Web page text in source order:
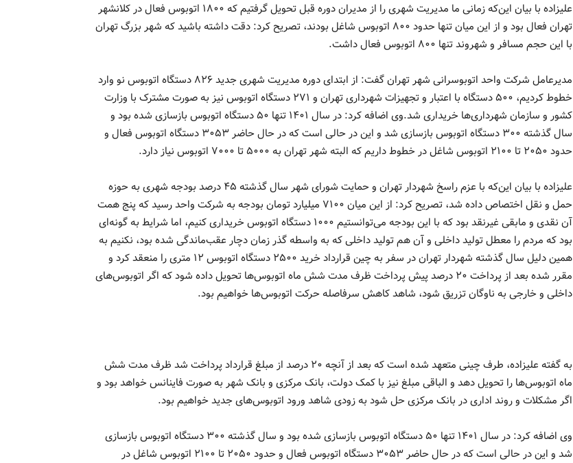
علیزاده با بیان این‌که زمانی ما مدیریت شهری را از مدیران دوره قبل تحویل گرفتیم که ۱۸۰۰ اتوبوس فعال در کلانشهر
تهران فعال بود و از این میان تنها حدود ۸۰۰ اتوبوس شاغل بودند، تصریح کرد: دقت داشته باشید که شهر بزرگ تهران
با این حجم مسافر و شهروند تنها ۸۰۰ اتوبوس فعال داشت.
مدیرعامل شرکت واحد اتوبوسرانی شهر تهران گفت: از ابتدای دوره مدیریت شهری جدید ۸۲۶ دستگاه اتوبوس نو وارد
خطوط کردیم، ۵۰۰ دستگاه با اعتبار و تجهیزات شهرداری تهران و ۲۷۱ دستگاه اتوبوس نیز به صورت مشترک با وزارت
کشور و سازمان شهرداری‌ها خریداری شد.وی اضافه کرد: در سال ۱۴۰۱ تنها ۵۰ دستگاه اتوبوس بازسازی شده بود و
سال گذشته ۳۰۰ دستگاه اتوبوس بازسازی شد و این در حالی است که در حال حاضر ۳۰۵۳ دستگاه اتوبوس فعال و
حدود ۲۰۵۰ تا ۲۱۰۰ اتوبوس شاغل در خطوط داریم که البته شهر تهران به ۵۰۰۰ تا ۷۰۰۰ اتوبوس نیاز دارد.
علیزاده با بیان این‌که با عزم راسخ شهردار تهران و حمایت شورای شهر سال گذشته ۴۵ درصد بودجه شهری به حوزه
حمل و نقل اختصاص داده شد، تصریح کرد: از این میان ۷۱۰۰ میلیارد تومان بودجه به شرکت واحد رسید که پنج همت
آن نقدی و مابقی غیرنقد بود که با این بودجه می‌توانستیم ۱۰۰۰ دستگاه اتوبوس خریداری کنیم، اما شرایط به گونه‌ای
بود که مردم را معطل تولید داخلی و آن هم تولید داخلی که به واسطه گذر زمان دچار عقب‌ماندگی شده بود، نکنیم به
همین دلیل سال گذشته شهردار تهران در سفر به چین قرار‌داد خرید ۲۵۰۰ دستگاه اتوبوس ۱۲ متری را منعقد کرد و
مقرر شده بعد از پرداخت ۲۰ درصد پیش پرداخت ظرف مدت شش ماه اتوبوس‌ها تحویل داده شود که اگر اتوبوس‌های
داخلی و خارجی به ناوگان تزریق شود، شاهد کاهش سرفاصله حرکت اتوبوس‌ها خواهیم بود.
به گفته علیزاده، طرف چینی متعهد شده است که بعد از آنچه ۲۰ درصد از مبلغ قرار‌داد پرداخت شد ظرف مدت شش
ماه اتوبوس‌ها را تحویل دهد و الباقی مبلغ نیز با کمک دولت، بانک مرکزی و بانک شهر به صورت فاینانس خواهد بود و
اگر مشکلات و روند اداری در بانک مرکزی حل شود به زودی شاهد ورود اتوبوس‌های جدید خواهیم بود.
وی اضافه کرد: در سال ۱۴۰۱ تنها ۵۰ دستگاه اتوبوس بازسازی شده بود و سال گذشته ۳۰۰ دستگاه اتوبوس بازسازی
شد و این در حالی است که در حال حاضر ۳۰۵۳ دستگاه اتوبوس فعال و حدود ۲۰۵۰ تا ۲۱۰۰ اتوبوس شاغل در